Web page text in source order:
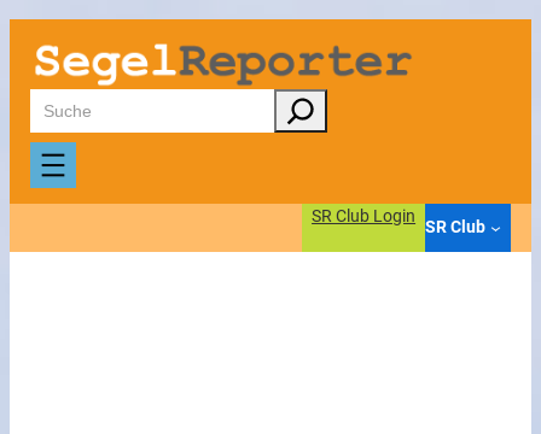
Zum
Inhalt
springen
Suchen
SR Club Login
SR Club